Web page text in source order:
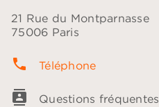
21 Rue du Montparnasse
75006 Paris
phone Téléphone
contacts Questions fréquentes